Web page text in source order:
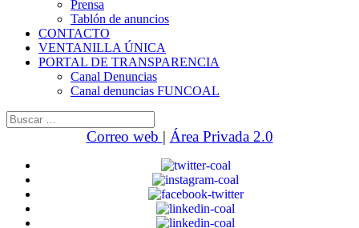
Prensa
Tablón de anuncios
CONTACTO
VENTANILLA ÚNICA
PORTAL DE TRANSPARENCIA
Canal Denuncias
Canal denuncias FUNCOAL
Buscar:
Correo web | Área Privada 2.0